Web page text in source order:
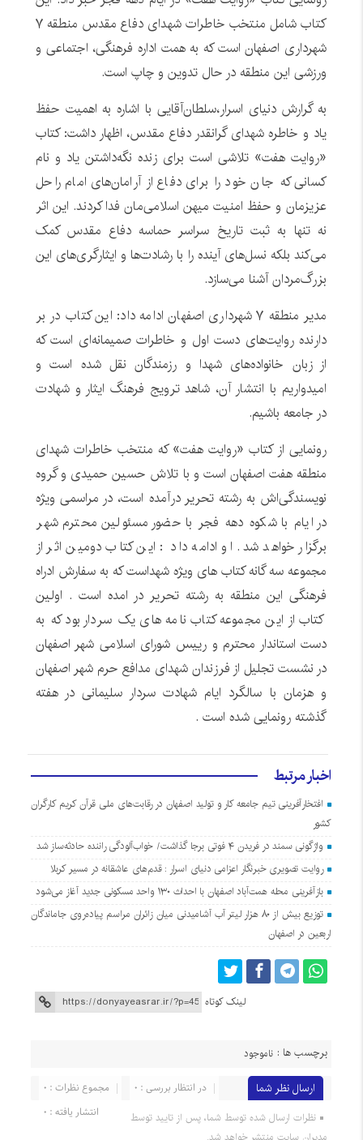
کتاب شامل منتخب خاطرات شهدای دفاع مقدس منطقه ۷
شهرداری اصفهان است که به همت اداره فرهنگی، اجتماعی و
ورزشی این منطقه در حال تدوین و چاپ است.
به گرارش دنیای اسرار،سلطان‌آقایی با اشاره به اهمیت حفظ
یاد و خاطره شهدای گرانقدر دفاع مقدس، اظهار داشت: کتاب
«روایت هفت» تلاشی است برای زنده نگه‌داشتن یاد و نام
کسانی که جان خود را برای دفاع از آرامان‌های امام راحل
عزیزمان و حفظ امنیت میهن اسلامی‌مان فدا کردند. این اثر
نه تنها به ثبت تاریخ سراسر حماسه دفاع مقدس کمک
می‌کند بلکه نسل‌های آینده را با رشادت‌ها و ایثارگری‌های این
بزرگ‌مردان آشنا می‌سازد.
مدیر منطقه ۷ شهرداری اصفهان ادامه داد: این کتاب در بر
دارنده روایت‌های دست اول و خاطرات صمیمانه‌ای است که
از زبان خانواده‌های شهدا و رزمندگان نقل شده است و
امیدواریم با انتشار آن، شاهد ترویج فرهنگ ایثار و شهادت
در جامعه باشیم.
رونمایی از کتاب «روایت هفت» که منتخب خاطرات شهدای
منطقه هفت اصفهان است و با تلاش حسین حمیدی و گروه
نویسندگی‌اش به رشته تحریر درآمده است، در مراسمی ویژه
در ایام با شکوه دهه فجر با حضور مسئولین محترم شهر
برگزار خواهد شد. او ادامه داد : این کتاب دومین اثر از
مجموعه سه گانه کتاب های ویژه شهداست که به سفارش ادراه
فرهنگی این منطقه به رشته تحریر در امده است . اولین
کتاب از این مجموعه کتاب نامه های یک سردار بود که به
دست استاندار محترم و رییس شورای اسلامی شهر اصفهان
در نشست تجلیل از فرزندان شهدای مدافع حرم شهر اصفهان
و هزمان با سالگرد ایام شهادت سردار سلیمانی در هفته
گذشته رونمایی شده است .
اخبار مرتبط
افتخارآفرینی تیم جامعه کار و تولید اصفهان در رقابت‌های ملی قرآن کریم کارگران
کشور
واژگونی سمند در فریدن ۴ فوتی برجا گذاشت/ خواب‌آلودگی راننده حادثه‌ساز شد
روایت تصویری خبرنگار اعزامی دنیای اسرار : قدم‌های عاشقانه در مسیر کربلا
بازآفرینی محله همت‌آباد اصفهان با احداث ۱۳۰ واحد مسکونی جدید آغاز می‌شود
توزیع بیش از ۸۰ هزار لیتر آب آشامیدنی میان زائران مراسم پیاده‌روی جاماندگان
اربعین در اصفهان
لینک کوتاه
برچسب ها : ناموجود
ارسال نظر شما مجموع نظرات : 0
در انتظار بررسی : 0
انتشار یافته : 0
نظرات ارسال شده توسط شما، پس از تایید توسط